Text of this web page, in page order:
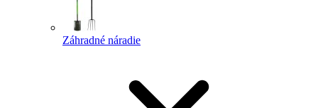
Záhradné náradie